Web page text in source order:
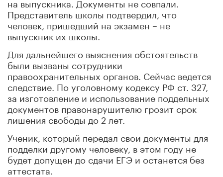
Представитель школы подтвердил, что
человек, пришедший на экзамен – не
выпускник их школы.
Для дальнейшего выяснения обстоятельств
были вызваны сотрудники
правоохранительных органов. Сейчас ведется
следствие. По уголовному кодексу РФ ст. 327,
за изготовление и использование поддельных
документов правонарушителю грозит срок
лишения свободы до 2 лет.
Ученик, который передал свои документы для
подделки другому человеку, в этом году не
будет допущен до сдачи ЕГЭ и останется без
аттестата.